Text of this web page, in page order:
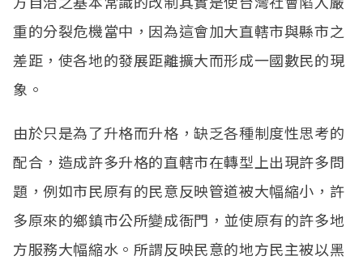
重的分裂危機當中，因為這會加大直轄市與縣市之
差距，使各地的發展距離擴大而形成一國數民的現
象。
由於只是為了升格而升格，缺乏各種制度性思考的
配合，造成許多升格的直轄市在轉型上出現許多問
題，例如市民原有的民意反映管道被大幅縮小，許
多原來的鄉鎮市公所變成衙門，並使原有的許多地
方服務大幅縮水。所謂反映民意的地方民主被以黑